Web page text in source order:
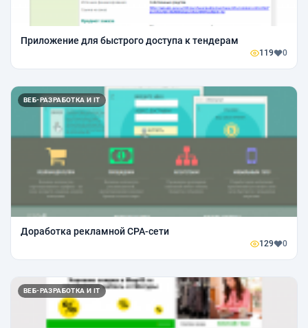
Приложение для быстрого доступа к тендерам
119 0
ВЕБ-РАЗРАБОТКА И IT
Доработка рекламной CPA-сети
129 0
ВЕБ-РАЗРАБОТКА И IT